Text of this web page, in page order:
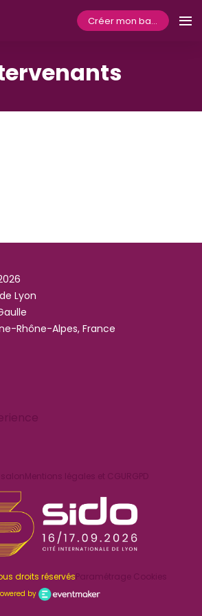
Créer mon badge
Lyon
Rhône-Alpes, France
Mentions légales et CGURGPD
droits réservésParamétrage Cookies
by